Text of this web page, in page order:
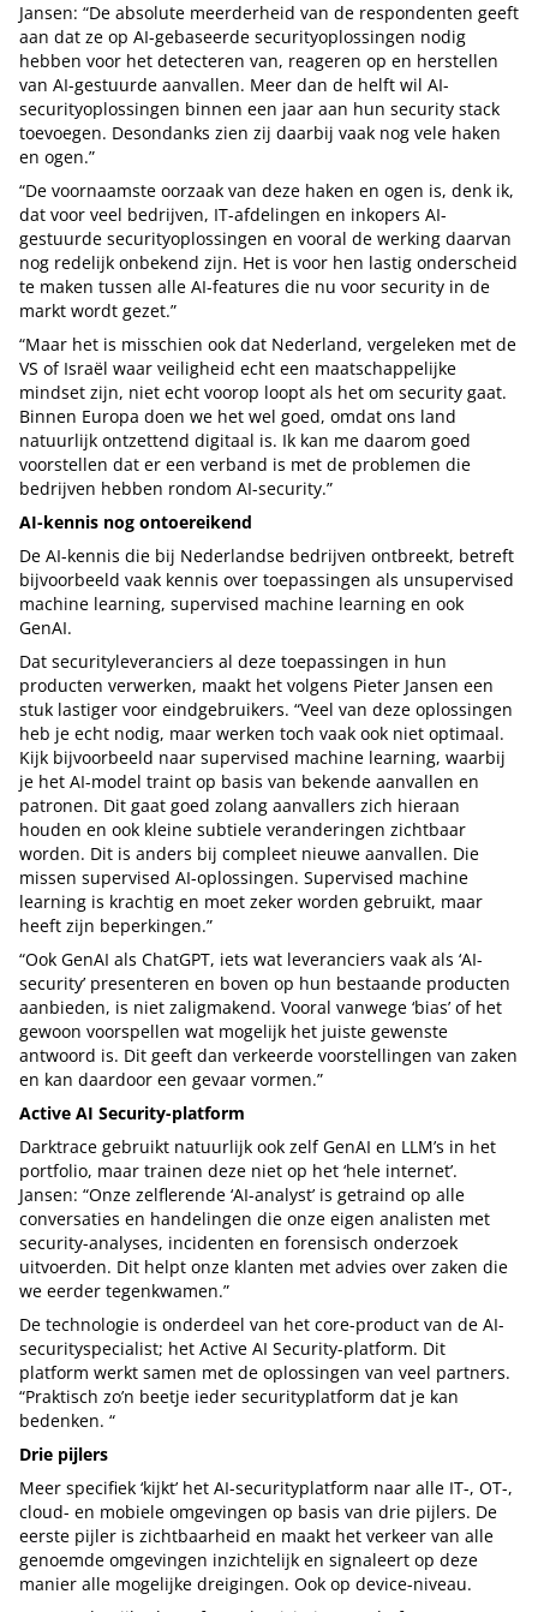
Jansen: “De absolute meerderheid van de respondenten geeft
aan dat ze op AI-gebaseerde securityoplossingen nodig
hebben voor het detecteren van, reageren op en herstellen
van AI-gestuurde aanvallen. Meer dan de helft wil AI-
securityoplossingen binnen een jaar aan hun security stack
toevoegen. Desondanks zien zij daarbij vaak nog vele haken
en ogen.”
“De voornaamste oorzaak van deze haken en ogen is, denk ik,
dat voor veel bedrijven, IT-afdelingen en inkopers AI-
gestuurde securityoplossingen en vooral de werking daarvan
nog redelijk onbekend zijn. Het is voor hen lastig onderscheid
te maken tussen alle AI-features die nu voor security in de
markt wordt gezet.”
“Maar het is misschien ook dat Nederland, vergeleken met de
VS of Israël waar veiligheid echt een maatschappelijke
mindset zijn, niet echt voorop loopt als het om security gaat.
Binnen Europa doen we het wel goed, omdat ons land
natuurlijk ontzettend digitaal is. Ik kan me daarom goed
voorstellen dat er een verband is met de problemen die
bedrijven hebben rondom AI-security.”
AI-kennis nog ontoereikend
De AI-kennis die bij Nederlandse bedrijven ontbreekt, betreft
bijvoorbeeld vaak kennis over toepassingen als unsupervised
machine learning, supervised machine learning en ook
GenAI.
Dat securityleveranciers al deze toepassingen in hun
producten verwerken, maakt het volgens Pieter Jansen een
stuk lastiger voor eindgebruikers. “Veel van deze oplossingen
heb je echt nodig, maar werken toch vaak ook niet optimaal.
Kijk bijvoorbeeld naar supervised machine learning, waarbij
je het AI-model traint op basis van bekende aanvallen en
patronen. Dit gaat goed zolang aanvallers zich hieraan
houden en ook kleine subtiele veranderingen zichtbaar
worden. Dit is anders bij compleet nieuwe aanvallen. Die
missen supervised AI-oplossingen. Supervised machine
learning is krachtig en moet zeker worden gebruikt, maar
heeft zijn beperkingen.”
“Ook GenAI als ChatGPT, iets wat leveranciers vaak als ‘AI-
security’ presenteren en boven op hun bestaande producten
aanbieden, is niet zaligmakend. Vooral vanwege ‘bias’ of het
gewoon voorspellen wat mogelijk het juiste gewenste
antwoord is. Dit geeft dan verkeerde voorstellingen van zaken
en kan daardoor een gevaar vormen.”
Active AI Security-platform
Darktrace gebruikt natuurlijk ook zelf GenAI en LLM’s in het
portfolio, maar trainen deze niet op het ‘hele internet’.
Jansen: “Onze zelflerende ‘AI-analyst’ is getraind op alle
conversaties en handelingen die onze eigen analisten met
security-analyses, incidenten en forensisch onderzoek
uitvoerden. Dit helpt onze klanten met advies over zaken die
we eerder tegenkwamen.”
De technologie is onderdeel van het core-product van de AI-
securityspecialist; het Active AI Security-platform. Dit
platform werkt samen met de oplossingen van veel partners.
“Praktisch zo’n beetje ieder securityplatform dat je kan
bedenken. “
Drie pijlers
Meer specifiek ‘kijkt’ het AI-securityplatform naar alle IT-, OT-,
cloud- en mobiele omgevingen op basis van drie pijlers. De
eerste pijler is zichtbaarheid en maakt het verkeer van alle
genoemde omgevingen inzichtelijk en signaleert op deze
manier alle mogelijke dreigingen. Ook op device-niveau.